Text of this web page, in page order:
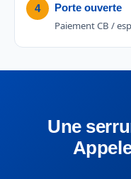
4 Porte ouverte
Paiement CB /
Une